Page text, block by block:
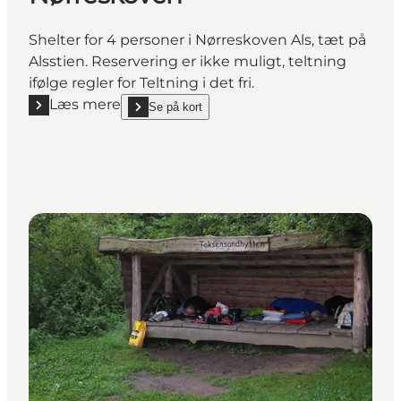
Shelter for 4 personer i Nørreskoven Als, tæt på
Alsstien. Reservering er ikke muligt, teltning
ifølge regler for Teltning i det fri.
Læs mere
Læs mere "Shelter Noldes Hytte, Nørreskoven"
Se på kort
show Shelter Noldes Hytte, Nørreskoven on_map